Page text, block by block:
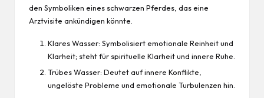
den Symboliken eines schwarzen Pferdes, das eine
Arztvisite ankündigen könnte.
Klares Wasser: Symbolisiert emotionale Reinheit und
Klarheit; steht für spirituelle Klarheit und innere Ruhe.
Trübes Wasser: Deutet auf innere Konflikte,
ungelöste Probleme und emotionale Turbulenzen hin.